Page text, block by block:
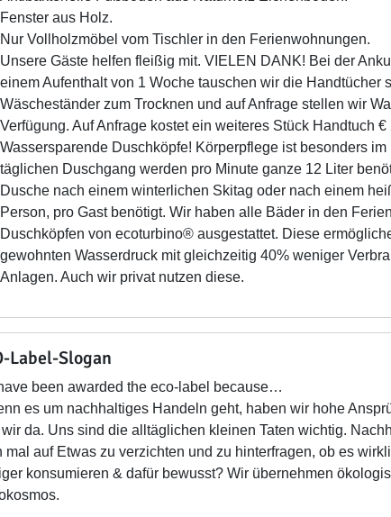
Fenster aus Holz.
Nur Vollholzmöbel vom Tischler in den Ferienwohnungen.
Unsere Gäste helfen fleißig mit. VIELEN DANK! Bei der
einem Aufenthalt von 1 Woche tauschen wir die Handtücher
Wäscheständer zum Trocknen und auf Anfrage stellen wir
Verfügung. Auf Anfrage kostet ein weiteres Stück Handtuch €
Wassersparende Duschköpfe! Körperpflege ist besonders
täglichen Duschgang werden pro Minute ganze 12 Liter
Dusche nach einem winterlichen Skitag oder nach einem
Person, pro Gast benötigt. Wir haben alle Bäder in den
Duschköpfen von ecoturbino® ausgestattet. Diese
gewohnten Wasserdruck mit gleichzeitig 40% weniger
Anlagen. Auch wir privat nutzen diese.
Label-Slogan
been awarded the eco-label because…
es um nachhaltiges Handeln geht, haben wir hohe
da. Uns sind die alltäglichen kleinen Taten wichtig.
mal auf Etwas zu verzichten und zu hinterfragen, ob es
konsumieren & dafür bewusst? Wir übernehmen